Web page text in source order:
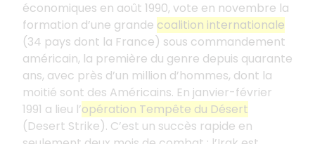
économiques en août 1990, vote en novembre la
formation d’une grande coalition internationale
(34 pays dont la France) sous commandement
américain, la première du genre depuis quarante
ans, avec près d’un million d’hommes, dont la
moitié sont des Américains. En janvier-février
1991 a lieu l’opération Tempête du Désert
(Desert Strike). C’est un succès rapide en